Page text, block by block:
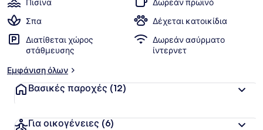
Πισίνα
Δωρεάν πρωινό
Σπα
Δέχεται κατοικίδια
Διατίθεται χώρος
στάθμευσης
Δωρεάν ασύρματο
ίντερνετ
Εμφάνιση όλων
Βασικές παροχές (12)
Για οικογένειες (6)